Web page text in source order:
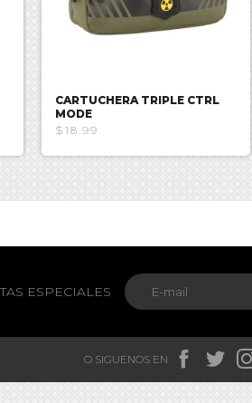
CARTUCHERA TRIPLE CTRL
MODE
$18.99
ESPECIALES
O SIGUENOS EN  